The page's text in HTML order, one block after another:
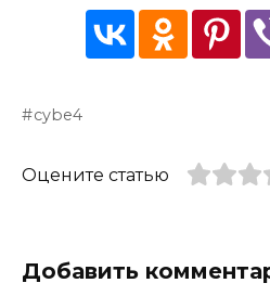
cybe4
Оцените статью
Добавить